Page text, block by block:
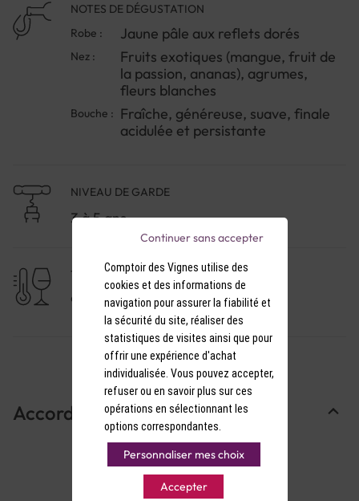
enivrants de fruits exotiques, de fleurs blanches et
d’agrumes, avant d’être séduit par une bouche
généreuse, tendue et délicieusement suave. Ce vin
se déguste aussi bien à l’apéritif qu’avec une cuisine
estivale ou d’inspiration exotique.Pour une
expérience optimale, servez-le bien frais, entre 8 et
10°C, afin de sublimer toute sa vivacité et sa palette
NOTES DE DÉGUSTATION
Robe :
Jaune pâle aux reflets dorés
Nez :
Fruits exotiques (mangue, fruit de
la passion, ananas), agrumes,
fleurs blanches
Bouche : Fraîche, généreuse, suave, finale
acidulée et persistante
NIVEAU DE GARDE
3 à 5 ans
TEMPÉRATURE DE SERVICE
9-10°C
Accords Mets & Vins
Comptoir des Vignes utilise des
cookies et des informations de
navigation pour assurer la fiabilité et
la sécurité du site, réaliser des
statistiques de visites ainsi que pour
offrir une expérience d'achat
individualisée. Vous pouvez accepter,
refuser ou en savoir plus sur ces
opérations en sélectionnant les
options correspondantes.
Personnaliser mes choix
Accepter
Continuer sans accepter